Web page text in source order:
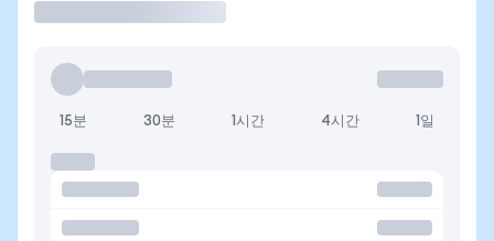
15분 30분 1시간 4시간 1일